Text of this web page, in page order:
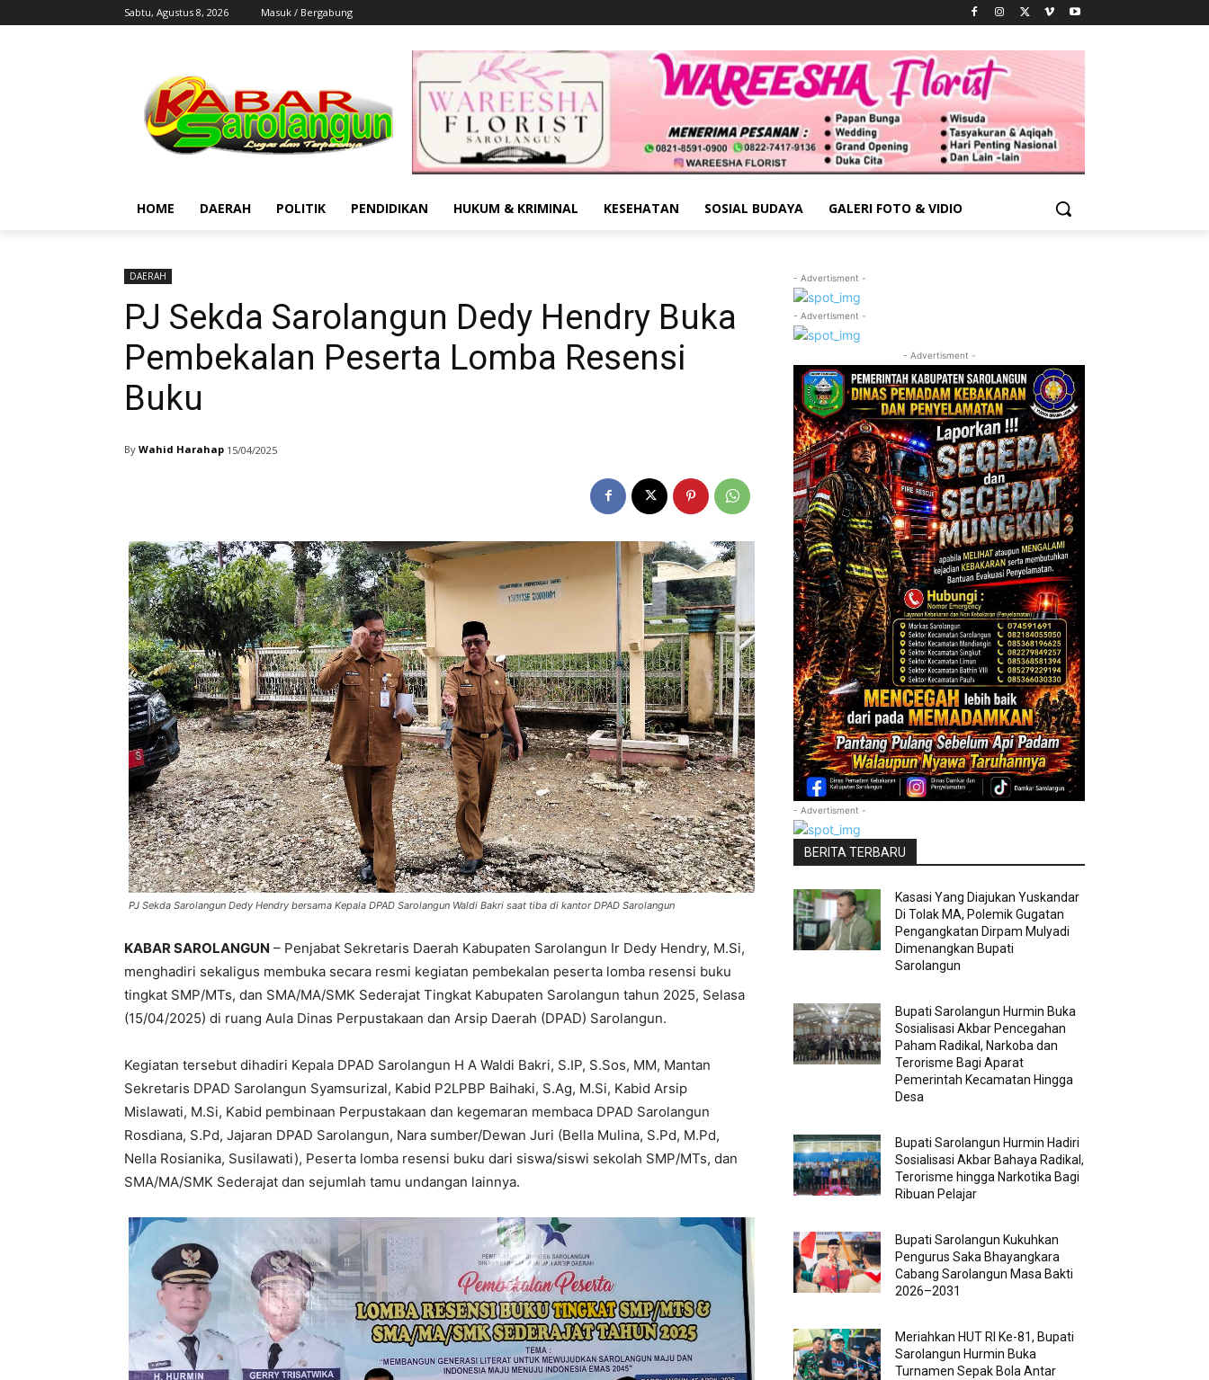
Sabtu, Agustus 8, 2026 Masuk / Bergabung
HOME DAERAH POLITIK PENDIDIKAN HUKUM & KRIMINAL KESEHATAN SOSIAL BUDAYA GALERI FOTO & VIDIO
DAERAH
PJ Sekda Sarolangun Dedy Hendry Buka
Pembekalan Peserta Lomba Resensi
Buku
By Wahid Harahap 15/04/2025
PJ Sekda Sarolangun Dedy Hendry bersama Kepala DPAD Sarolangun Waldi Bakri saat tiba di kantor DPAD Sarolangun
KABAR SAROLANGUN – Penjabat Sekretaris Daerah Kabupaten Sarolangun Ir Dedy Hendry, M.Si,
menghadiri sekaligus membuka secara resmi kegiatan pembekalan peserta lomba resensi buku
tingkat SMP/MTs, dan SMA/MA/SMK Sederajat Tingkat Kabupaten Sarolangun tahun 2025, Selasa
(15/04/2025) di ruang Aula Dinas Perpustakaan dan Arsip Daerah (DPAD) Sarolangun.
Kegiatan tersebut dihadiri Kepala DPAD Sarolangun H A Waldi Bakri, S.IP, S.Sos, MM, Mantan
Sekretaris DPAD Sarolangun Syamsurizal, Kabid P2LPBP Baihaki, S.Ag, M.Si, Kabid Arsip
Mislawati, M.Si, Kabid pembinaan Perpustakaan dan kegemaran membaca DPAD Sarolangun
Rosdiana, S.Pd, Jajaran DPAD Sarolangun, Nara sumber/Dewan Juri (Bella Mulina, S.Pd, M.Pd,
Nella Rosianika, Susilawati), Peserta lomba resensi buku dari siswa/siswi sekolah SMP/MTs, dan
SMA/MA/SMK Sederajat dan sejumlah tamu undangan lainnya.
- Advertisment -
- Advertisment -
- Advertisment -
- Advertisment -
BERITA TERBARU
Kasasi Yang Diajukan Yuskandar
Di Tolak MA, Polemik Gugatan
Pengangkatan Dirpam Mulyadi
Dimenangkan Bupati
Sarolangun
Bupati Sarolangun Hurmin Buka
Sosialisasi Akbar Pencegahan
Paham Radikal, Narkoba dan
Terorisme Bagi Aparat
Pemerintah Kecamatan Hingga
Desa
Bupati Sarolangun Hurmin Hadiri
Sosialisasi Akbar Bahaya Radikal,
Terorisme hingga Narkotika Bagi
Ribuan Pelajar
Bupati Sarolangun Kukuhkan
Pengurus Saka Bhayangkara
Cabang Sarolangun Masa Bakti
2026–2031
Meriahkan HUT RI Ke-81, Bupati
Sarolangun Hurmin Buka
Turnamen Sepak Bola Antar